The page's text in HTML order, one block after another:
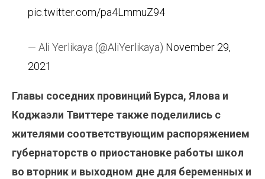
pic.twitter.com/pa4LmmuZ94
— Ali Yerlikaya (@AliYerlikaya) November 29,
2021
Главы соседних провинций Бурса, Ялова и
Коджаэли Твиттере также поделились с
жителями соответствующим распоряжением
губернаторств о приостановке работы школ
во вторник и выходном дне для беременных и